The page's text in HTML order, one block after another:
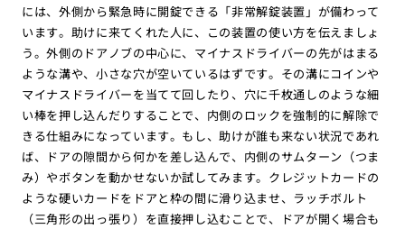
には、外側から緊急時に開錠できる「非常解錠装置」が備わって
います。助けに来てくれた人に、この装置の使い方を伝えましょ
う。外側のドアノブの中心に、マイナスドライバーの先がはまる
ような溝や、小さな穴が空いているはずです。その溝にコインや
マイナスドライバーを当てて回したり、穴に千枚通しのような細
い棒を押し込んだりすることで、内側のロックを強制的に解除で
きる仕組みになっています。もし、助けが誰も来ない状況であれ
ば、ドアの隙間から何かを差し込んで、内側のサムターン（つま
み）やボタンを動かせないか試してみます。クレジットカードの
ような硬いカードをドアと枠の間に滑り込ませ、ラッチボルト
（三角形の出っ張り）を直接押し込むことで、ドアが開く場合も